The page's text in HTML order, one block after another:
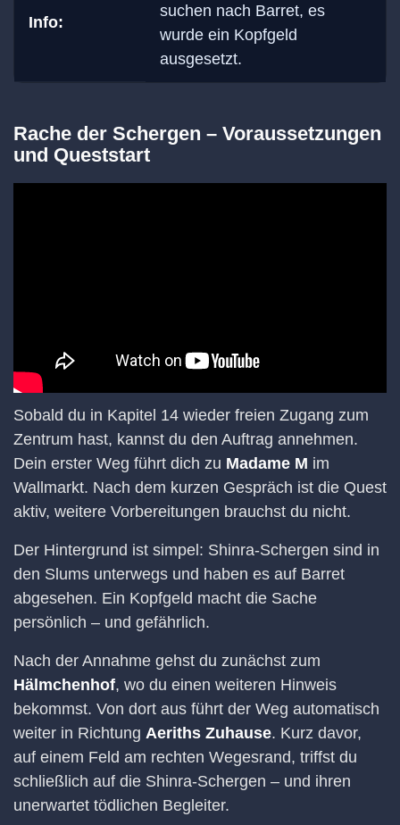
Info:
suchen nach Barret, es
wurde ein Kopfgeld
ausgesetzt.
Rache der Schergen – Voraussetzungen
und Queststart
Sobald du in Kapitel 14 wieder freien Zugang zum
Zentrum hast, kannst du den Auftrag annehmen.
Dein erster Weg führt dich zu Madame M im
Wallmarkt. Nach dem kurzen Gespräch ist die Quest
aktiv, weitere Vorbereitungen brauchst du nicht.
Der Hintergrund ist simpel: Shinra-Schergen sind in
den Slums unterwegs und haben es auf Barret
abgesehen. Ein Kopfgeld macht die Sache
persönlich – und gefährlich.
Nach der Annahme gehst du zunächst zum
Hälmchenhof, wo du einen weiteren Hinweis
bekommst. Von dort aus führt der Weg automatisch
weiter in Richtung Aeriths Zuhause. Kurz davor,
auf einem Feld am rechten Wegesrand, triffst du
schließlich auf die Shinra-Schergen – und ihren
unerwartet tödlichen Begleiter.